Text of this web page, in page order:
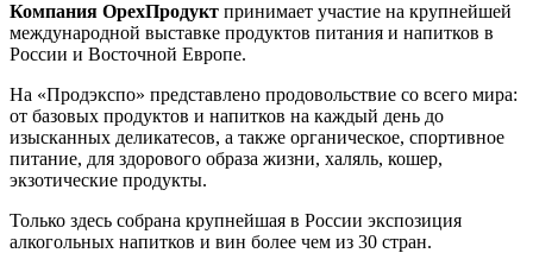
Компания ОрехПродукт принимает участие на крупнейшей
международной выставке продуктов питания и напитков в
России и Восточной Европе.
На «Продэкспо» представлено продовольствие со всего мира:
от базовых продуктов и напитков на каждый день до
изысканных деликатесов, а также органическое, спортивное
питание, для здорового образа жизни, халяль, кошер,
экзотические продукты.
Только здесь собрана крупнейшая в России экспозиция
алкогольных напитков и вин более чем из 30 стран.